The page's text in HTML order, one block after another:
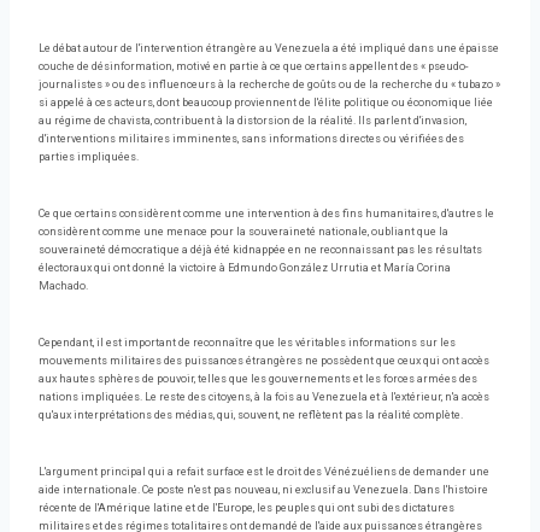
Le débat autour de l'intervention étrangère au Venezuela a été impliqué dans une épaisse
couche de désinformation, motivé en partie à ce que certains appellent des « pseudo-
journalistes » ou des influenceurs à la recherche de goûts ou de la recherche du « tubazo »
si appelé à ces acteurs, dont beaucoup proviennent de l'élite politique ou économique liée
au régime de chavista, contribuent à la distorsion de la réalité. Ils parlent d'invasion,
d'interventions militaires imminentes, sans informations directes ou vérifiées des
parties impliquées.
Ce que certains considèrent comme une intervention à des fins humanitaires, d'autres le
considèrent comme une menace pour la souveraineté nationale, oubliant que la
souveraineté démocratique a déjà été kidnappée en ne reconnaissant pas les résultats
électoraux qui ont donné la victoire à Edmundo González Urrutia et María Corina
Machado.
Cependant, il est important de reconnaître que les véritables informations sur les
mouvements militaires des puissances étrangères ne possèdent que ceux qui ont accès
aux hautes sphères de pouvoir, telles que les gouvernements et les forces armées des
nations impliquées. Le reste des citoyens, à la fois au Venezuela et à l'extérieur, n'a accès
qu'aux interprétations des médias, qui, souvent, ne reflètent pas la réalité complète.
L'argument principal qui a refait surface est le droit des Vénézuéliens de demander une
aide internationale. Ce poste n'est pas nouveau, ni exclusif au Venezuela. Dans l'histoire
récente de l'Amérique latine et de l'Europe, les peuples qui ont subi des dictatures
militaires et des régimes totalitaires ont demandé de l'aide aux puissances étrangères